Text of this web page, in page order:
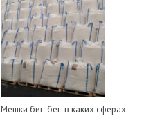
Мешки биг-бег: в каких сферах